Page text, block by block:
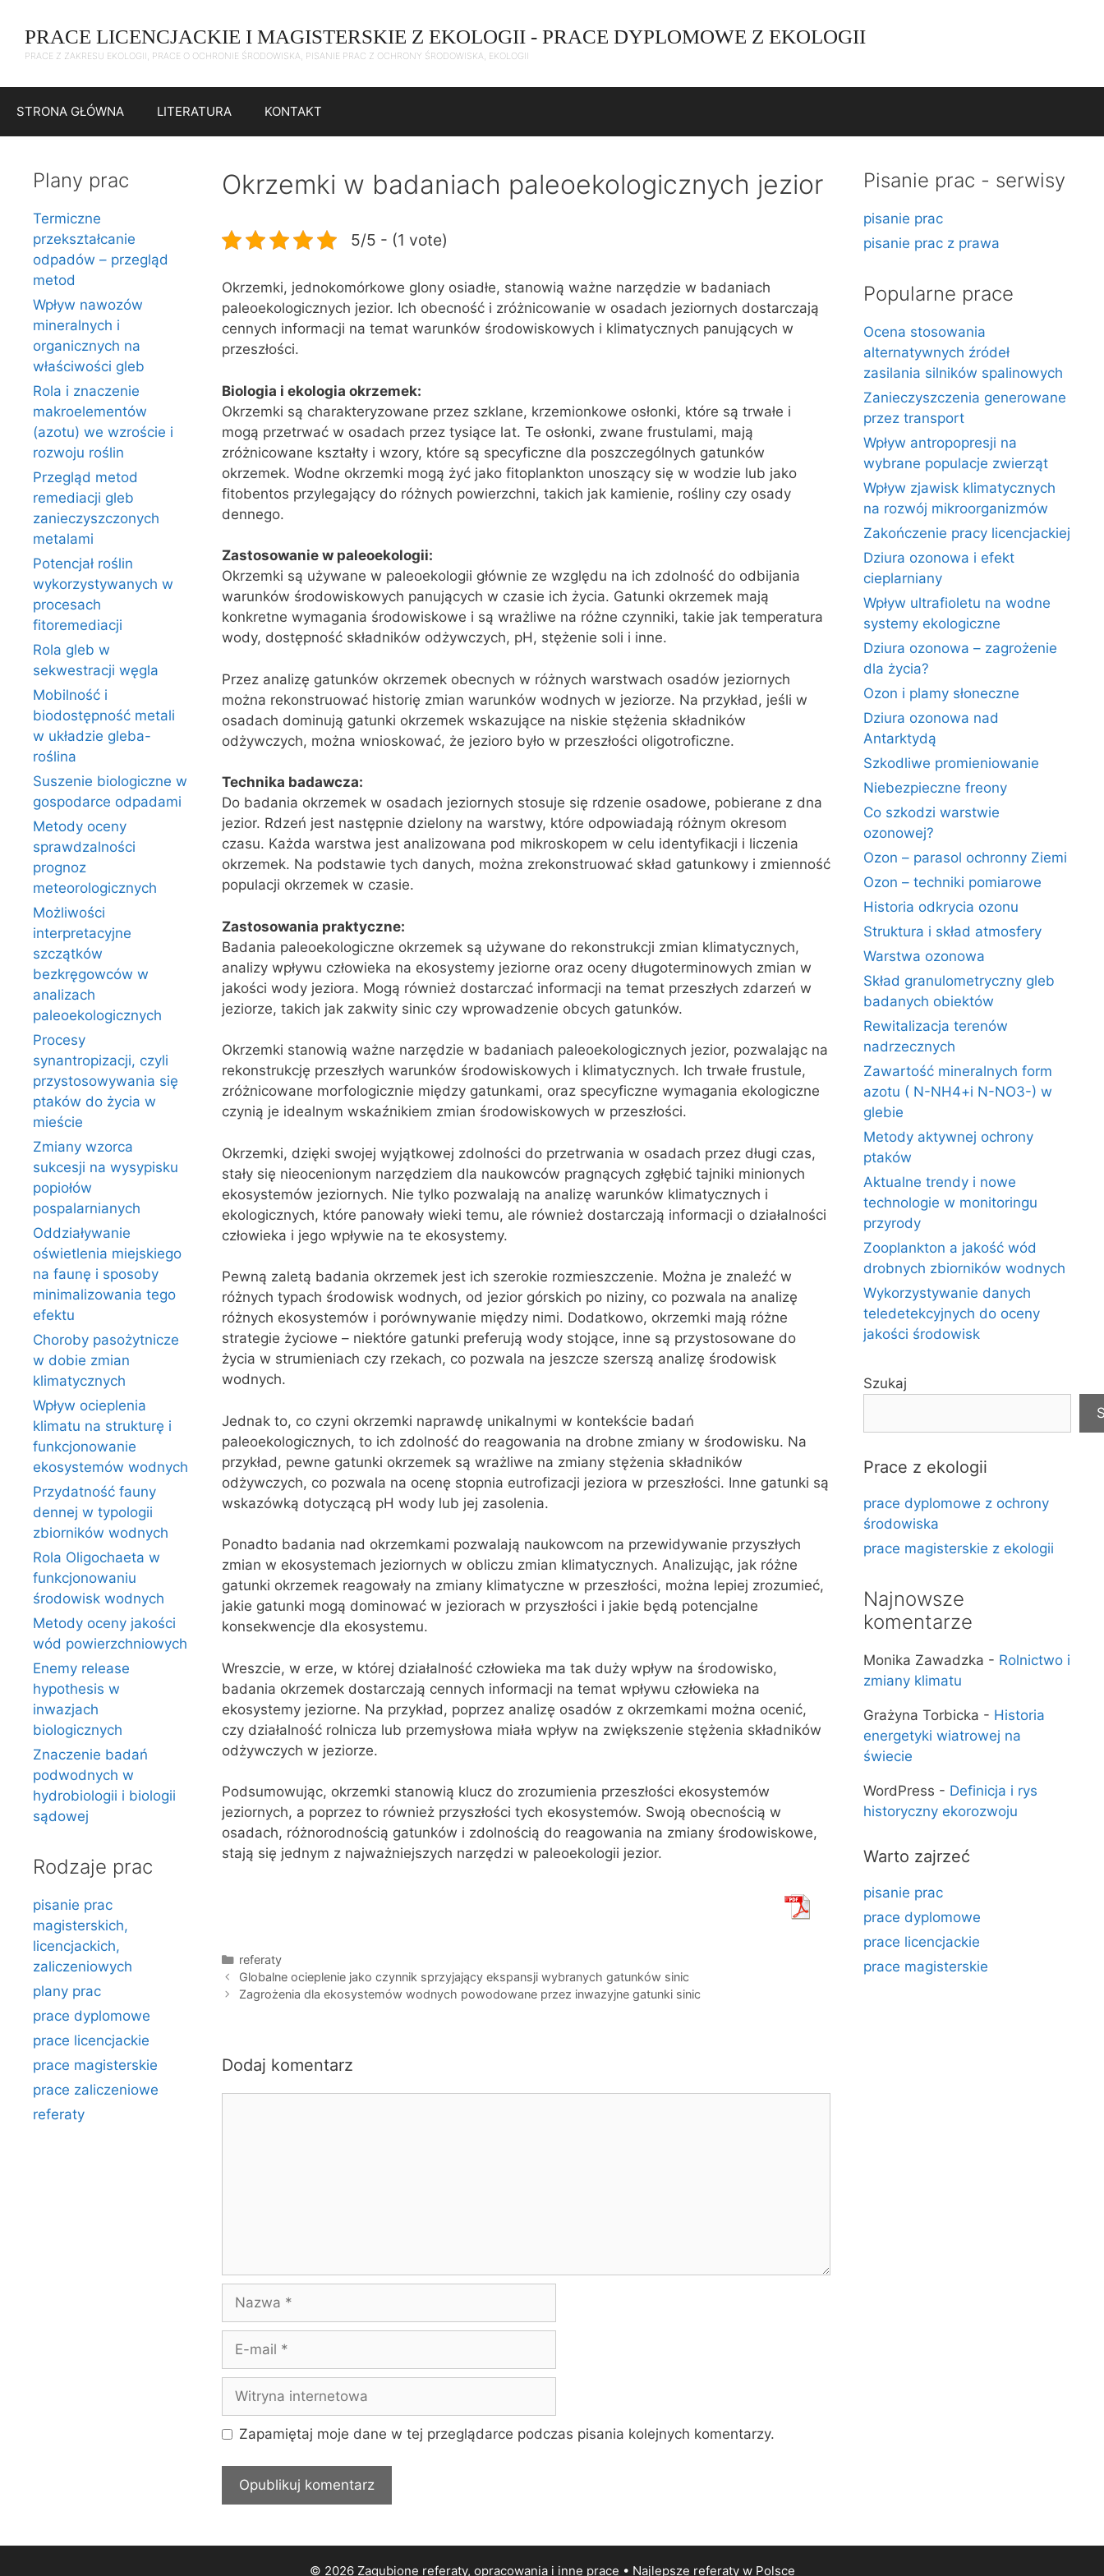
treści
PRACE LICENCJACKIE I MAGISTERSKIE Z EKOLOGII - PRACE DYPLOMOWE Z EKOLOGII
PRACE Z ZAKRESU EKOLOGII, PRACE O OCHRONIE ŚRODOWISKA, PISANIE PRAC Z OCHRONY ŚRODOWISKA, EKOLOGII
STRONA GŁÓWNA LITERATURA KONTAKT
Okrzemki w badaniach paleoekologicznych jezior
5/5 - (1 vote)
Okrzemki, jednokomórkowe glony osiadłe, stanowią ważne narzędzie w badaniach
paleoekologicznych jezior. Ich obecność i zróżnicowanie w osadach jeziornych dostarczają
cennych informacji na temat warunków środowiskowych i klimatycznych panujących w
przeszłości.
Biologia i ekologia okrzemek:
Okrzemki są charakteryzowane przez szklane, krzemionkowe osłonki, które są trwałe i
mogą przetrwać w osadach przez tysiące lat. Te osłonki, zwane frustulami, mają
zróżnicowane kształty i wzory, które są specyficzne dla poszczególnych gatunków
okrzemek. Wodne okrzemki mogą żyć jako fitoplankton unoszący się w wodzie lub jako
fitobentos przylegający do różnych powierzchni, takich jak kamienie, rośliny czy osady
dennego.
Zastosowanie w paleoekologii:
Okrzemki są używane w paleoekologii głównie ze względu na ich zdolność do odbijania
warunków środowiskowych panujących w czasie ich życia. Gatunki okrzemek mają
konkretne wymagania środowiskowe i są wrażliwe na różne czynniki, takie jak temperatura
wody, dostępność składników odżywczych, pH, stężenie soli i inne.
Przez analizę gatunków okrzemek obecnych w różnych warstwach osadów jeziornych
można rekonstruować historię zmian warunków wodnych w jeziorze. Na przykład, jeśli w
osadach dominują gatunki okrzemek wskazujące na niskie stężenia składników
odżywczych, można wnioskować, że jezioro było w przeszłości oligotroficzne.
Technika badawcza:
Do badania okrzemek w osadach jeziornych stosuje się rdzenie osadowe, pobierane z dna
jezior. Rdzeń jest następnie dzielony na warstwy, które odpowiadają różnym okresom
czasu. Każda warstwa jest analizowana pod mikroskopem w celu identyfikacji i liczenia
okrzemek. Na podstawie tych danych, można zrekonstruować skład gatunkowy i zmienność
populacji okrzemek w czasie.
Zastosowania praktyczne:
Badania paleoekologiczne okrzemek są używane do rekonstrukcji zmian klimatycznych,
analizy wpływu człowieka na ekosystemy jeziorne oraz oceny długoterminowych zmian w
jakości wody jeziora. Mogą również dostarczać informacji na temat przeszłych zdarzeń w
jeziorze, takich jak zakwity sinic czy wprowadzenie obcych gatunków.
Okrzemki stanowią ważne narzędzie w badaniach paleoekologicznych jezior, pozwalając na
rekonstrukcję przeszłych warunków środowiskowych i klimatycznych. Ich trwałe frustule,
zróżnicowane morfologicznie między gatunkami, oraz specyficzne wymagania ekologiczne
czynią je idealnym wskaźnikiem zmian środowiskowych w przeszłości.
Okrzemki, dzięki swojej wyjątkowej zdolności do przetrwania w osadach przez długi czas,
stały się nieocenionym narzędziem dla naukowców pragnących zgłębić tajniki minionych
ekosystemów jeziornych. Nie tylko pozwalają na analizę warunków klimatycznych i
ekologicznych, które panowały wieki temu, ale również dostarczają informacji o działalności
człowieka i jego wpływie na te ekosystemy.
Pewną zaletą badania okrzemek jest ich szerokie rozmieszczenie. Można je znaleźć w
różnych typach środowisk wodnych, od jezior górskich po niziny, co pozwala na analizę
różnych ekosystemów i porównywanie między nimi. Dodatkowo, okrzemki mają różne
strategie życiowe – niektóre gatunki preferują wody stojące, inne są przystosowane do
życia w strumieniach czy rzekach, co pozwala na jeszcze szerszą analizę środowisk
wodnych.
Jednak to, co czyni okrzemki naprawdę unikalnymi w kontekście badań
paleoekologicznych, to ich zdolność do reagowania na drobne zmiany w środowisku. Na
przykład, pewne gatunki okrzemek są wrażliwe na zmiany stężenia składników
odżywczych, co pozwala na ocenę stopnia eutrofizacji jeziora w przeszłości. Inne gatunki są
wskazówką dotyczącą pH wody lub jej zasolenia.
Ponadto badania nad okrzemkami pozwalają naukowcom na przewidywanie przyszłych
zmian w ekosystemach jeziornych w obliczu zmian klimatycznych. Analizując, jak różne
gatunki okrzemek reagowały na zmiany klimatyczne w przeszłości, można lepiej zrozumieć,
jakie gatunki mogą dominować w jeziorach w przyszłości i jakie będą potencjalne
konsekwencje dla ekosystemu.
Wreszcie, w erze, w której działalność człowieka ma tak duży wpływ na środowisko,
badania okrzemek dostarczają cennych informacji na temat wpływu człowieka na
ekosystemy jeziorne. Na przykład, poprzez analizę osadów z okrzemkami można ocenić,
czy działalność rolnicza lub przemysłowa miała wpływ na zwiększenie stężenia składników
odżywczych w jeziorze.
Podsumowując, okrzemki stanowią klucz do zrozumienia przeszłości ekosystemów
jeziornych, a poprzez to również przyszłości tych ekosystemów. Swoją obecnością w
osadach, różnorodnością gatunków i zdolnością do reagowania na zmiany środowiskowe,
stają się jednym z najważniejszych narzędzi w paleoekologii jezior.
Kategorie
referaty
Globalne ocieplenie jako czynnik sprzyjający ekspansji wybranych gatunków sinic
Zagrożenia dla ekosystemów wodnych powodowane przez inwazyjne gatunki sinic
Dodaj komentarz
Nazwa
Witryna
internetowa
Zapamiętaj moje dane w tej przeglądarce podczas pisania kolejnych komentarzy.
Plany prac
Termiczne
przekształcanie
odpadów – przegląd
metod
Wpływ nawozów
mineralnych i
organicznych na
właściwości gleb
Rola i znaczenie
makroelementów
(azotu) we wzroście i
rozwoju roślin
Przegląd metod
remediacji gleb
zanieczyszczonych
metalami
Potencjał roślin
wykorzystywanych w
procesach
fitoremediacji
Rola gleb w
sekwestracji węgla
Mobilność i
biodostępność metali
w układzie gleba-
roślina
Suszenie biologiczne w
gospodarce odpadami
Metody oceny
sprawdzalności
prognoz
meteorologicznych
Możliwości
interpretacyjne
szczątków
bezkręgowców w
analizach
paleoekologicznych
Procesy
synantropizacji, czyli
przystosowywania się
ptaków do życia w
mieście
Zmiany wzorca
sukcesji na wysypisku
popiołów
pospalarnianych
Oddziaływanie
oświetlenia miejskiego
na faunę i sposoby
minimalizowania tego
efektu
Choroby pasożytnicze
w dobie zmian
klimatycznych
Wpływ ocieplenia
klimatu na strukturę i
funkcjonowanie
ekosystemów wodnych
Przydatność fauny
dennej w typologii
zbiorników wodnych
Rola Oligochaeta w
funkcjonowaniu
środowisk wodnych
Metody oceny jakości
wód powierzchniowych
Enemy release
hypothesis w
inwazjach
biologicznych
Znaczenie badań
podwodnych w
hydrobiologii i biologii
sądowej
Rodzaje prac
pisanie prac
magisterskich,
licencjackich,
zaliczeniowych
plany prac
prace dyplomowe
prace licencjackie
prace magisterskie
prace zaliczeniowe
referaty
Pisanie prac - serwisy
pisanie prac
pisanie prac z prawa
Popularne prace
Ocena stosowania
alternatywnych źródeł
zasilania silników spalinowych
Zanieczyszczenia generowane
przez transport
Wpływ antropopresji na
wybrane populacje zwierząt
Wpływ zjawisk klimatycznych
na rozwój mikroorganizmów
Zakończenie pracy licencjackiej
Dziura ozonowa i efekt
cieplarniany
Wpływ ultrafioletu na wodne
systemy ekologiczne
Dziura ozonowa – zagrożenie
dla życia?
Ozon i plamy słoneczne
Dziura ozonowa nad
Antarktydą
Szkodliwe promieniowanie
Niebezpieczne freony
Co szkodzi warstwie
ozonowej?
Ozon – parasol ochronny Ziemi
Ozon – techniki pomiarowe
Historia odkrycia ozonu
Struktura i skład atmosfery
Warstwa ozonowa
Skład granulometryczny gleb
badanych obiektów
Rewitalizacja terenów
nadrzecznych
Zawartość mineralnych form
azotu ( N-NH4+i N-NO3-) w
glebie
Metody aktywnej ochrony
ptaków
Aktualne trendy i nowe
technologie w monitoringu
przyrody
Zooplankton a jakość wód
drobnych zbiorników wodnych
Wykorzystywanie danych
teledetekcyjnych do oceny
jakości środowisk
Szukaj
Prace z ekologii
prace dyplomowe z ochrony
środowiska
prace magisterskie z ekologii
Najnowsze
komentarze
Monika Zawadzka - Rolnictwo i
zmiany klimatu
Grażyna Torbicka - Historia
energetyki wiatrowej na
świecie
WordPress - Definicja i rys
historyczny ekorozwoju
Warto zajrzeć
pisanie prac
prace dyplomowe
prace licencjackie
prace magisterskie
© 2026 Zagubione referaty, opracowania i inne prace • Najlepsze referatyw Polsce